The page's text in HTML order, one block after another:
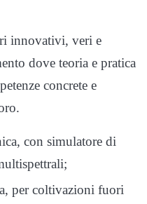
innovativi, veri e
dove teoria e pratica
concrete e
con simulatore di
per coltivazioni fuori